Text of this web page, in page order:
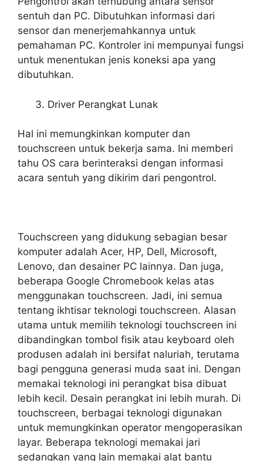
sentuh dan PC. Dibutuhkan informasi dari
sensor dan menerjemahkannya untuk
pemahaman PC. Kontroler ini mempunyai fungsi
untuk menentukan jenis koneksi apa yang
dibutuhkan.
Driver Perangkat Lunak
Hal ini memungkinkan komputer dan
touchscreen untuk bekerja sama. Ini memberi
tahu OS cara berinteraksi dengan informasi
acara sentuh yang dikirim dari pengontrol.
Touchscreen yang didukung sebagian besar
komputer adalah Acer, HP, Dell, Microsoft,
Lenovo, dan desainer PC lainnya. Dan juga,
beberapa Google Chromebook kelas atas
menggunakan touchscreen. Jadi, ini semua
tentang ikhtisar teknologi touchscreen. Alasan
utama untuk memilih teknologi touchscreen ini
dibandingkan tombol fisik atau keyboard oleh
produsen adalah ini bersifat naluriah, terutama
bagi pengguna generasi muda saat ini. Dengan
memakai teknologi ini perangkat bisa dibuat
lebih kecil. Desain perangkat ini lebih murah. Di
touchscreen, berbagai teknologi digunakan
untuk memungkinkan operator mengoperasikan
layar. Beberapa teknologi memakai jari
sedangkan yang lain memakai alat bantu